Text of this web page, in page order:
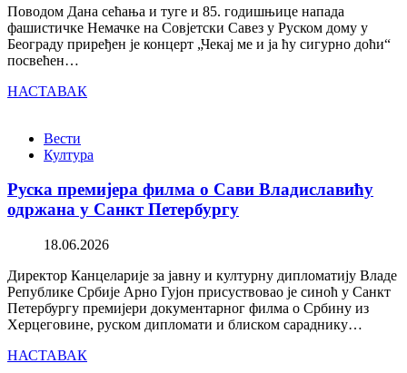
Поводом Дана сећања и туге и 85. годишњице напада
фашистичке Немачке на Совјетски Савез у Руском дому у
Београду приређен је концерт „Чекај ме и ја ћу сигурно доћи“
посвећен…
НАСТАВАК
Вести
Култура
Руска премијера филма о Сави Владиславићу
одржана у Санкт Петербургу
18.06.2026
Директор Канцеларије за јавну и културну дипломатију Владе
Републике Србије Арно Гујон присуствовао је синоћ у Санкт
Петербургу премијери документарног филма о Србину из
Херцеговине, руском дипломати и блиском сараднику…
НАСТАВАК